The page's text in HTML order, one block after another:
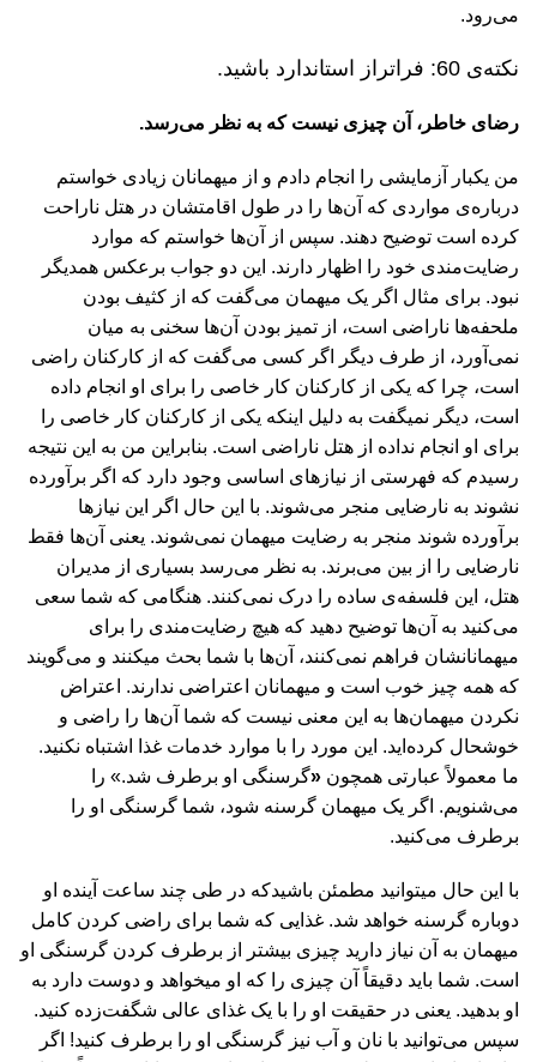
می‌‏رود.
نکته‌ی 60: فراتراز استاندارد باشید.
رضای خاطر، آن چیزی نیست که به نظر می‌رسد.
من یکبار آزمایشی را انجام دادم و از میهمانان زیادی خواستم
درباره‌ی مواردی که آن‌ها را در طول اقامتشان در هتل ناراحت
کرده است توضیح دهند. سپس از آن‌ها خواستم که موارد
رضایت‌مندی خود را اظهار دارند. این دو جواب برعکس همدیگر
نبود. برای مثال اگر یک میهمان می‌گفت که از کثیف بودن
ملحفه‌‏ها ناراضی است، از تمیز بودن آن‌ها سخنی به میان
نمی‌‏آورد، از طرف دیگر اگر کسی می‏‌گفت که از کارکنان راضی
است، چرا که یکی از کارکنان کار خاصی را برای او انجام داده
است، دیگر نمی‏گفت به دلیل این‏که یکی از کارکنان کار خاصی را
برای او انجام نداده از هتل ناراضی است. بنابراین من به این نتیجه
رسیدم که فهرستی از نیازهای اساسی وجود دارد که اگر برآورده
نشوند به نارضایی منجر می‌شوند. با این حال اگر این نیازها
برآورده شوند منجر به رضایت میهمان نمی‏‌شوند. یعنی آن‌ها فقط
نارضایی را از بین می‏‌برند. به نظر می‌‏رسد بسیاری از مدیران
هتل، این فلسفه‏‌ی ساده را درک نمی‏‌کنند. هنگامی که شما سعی
می‌کنید به آن‌ها توضیح دهید که هیچ رضایت‌مندی را برای
میهمانانشان فراهم نمی‌‏کنند، آن‌ها با شما بحث می‏کنند و می‌گویند
که همه چیز خوب است و میهمانان اعتراضی ندارند. اعتراض
نکردن میهمان‏‌ها به این معنی نیست که شما آن‌ها را راضی و
خوشحال کرده‌اید. این مورد را با موارد خدمات غذا اشتباه نکنید.
ما معمولاً عبارتی همچون «گرسنگی او برطرف شد.» را
می‏‌شنویم. اگر یک میهمان گرسنه شود، شما گرسنگی او را
برطرف می‌‏کنید.
با این حال می‏توانید مطمئن باشیدکه در طی چند ساعت آینده او
دوباره گرسنه خواهد شد. غذایی که شما برای راضی کردن کامل
میهمان به آن نیاز دارید چیزی بیشتر از برطرف کردن گرسنگی او
است. شما باید دقیقاً آن چیزی را که او می‏خواهد و دوست دارد به
او بدهید. یعنی در حقیقت او را با یک غذای عالی شگفت‌زده کنید.
سپس می‏‌توانید با نان و آب نیز گرسنگی او را برطرف کنید! اگر